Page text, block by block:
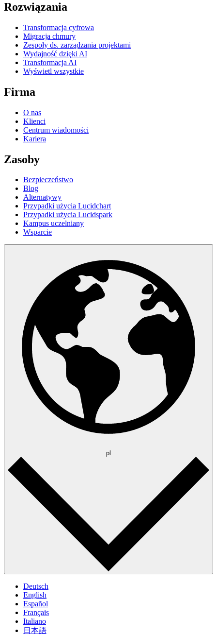
Rozwiązania
Transformacja cyfrowa
Migracja chmury
Zespoły ds. zarządzania projektami
Wydajność dzięki AI
Transformacja AI
Wyświetl wszystkie
Firma
O nas
Klienci
Centrum wiadomości
Kariera
Zasoby
Bezpieczeństwo
Blog
Alternatywy
Przypadki użycia Lucidchart
Przypadki użycia Lucidspark
Kampus uczelniany
Wsparcie
pl
Deutsch
English
Español
Français
Italiano
日本語